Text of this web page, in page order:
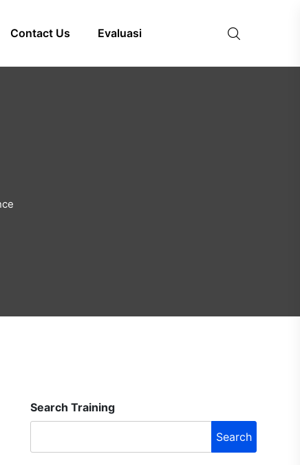
Contact Us Evaluasi
Search Training
Search